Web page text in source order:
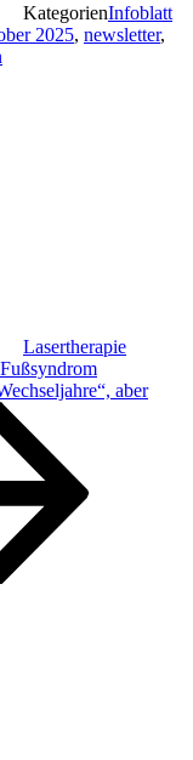
KategorienInfoblatt
2025, newsletter,
Lasertherapie
aber